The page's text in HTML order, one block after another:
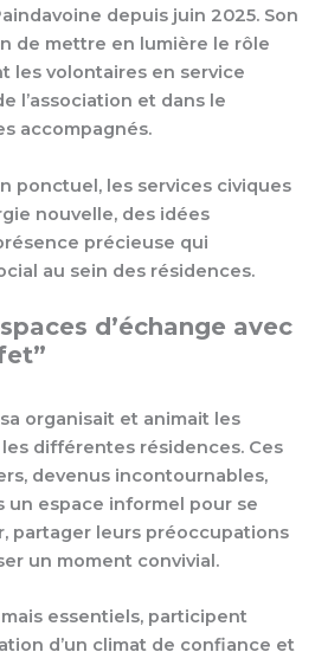
depuis juin 2025. Son
de mettre en lumière le rôle
les volontaires en service
l’association et dans le
accompagnés.
ponctuel, les services civiques
nouvelle, des idées
précieuse qui
au sein des résidences.
d’échange avec
organisait et animait les
différentes résidences. Ces
devenus incontournables,
un espace informel pour se
partager leurs préoccupations
un moment convivial.
essentiels, participent
d’un climat de confiance et